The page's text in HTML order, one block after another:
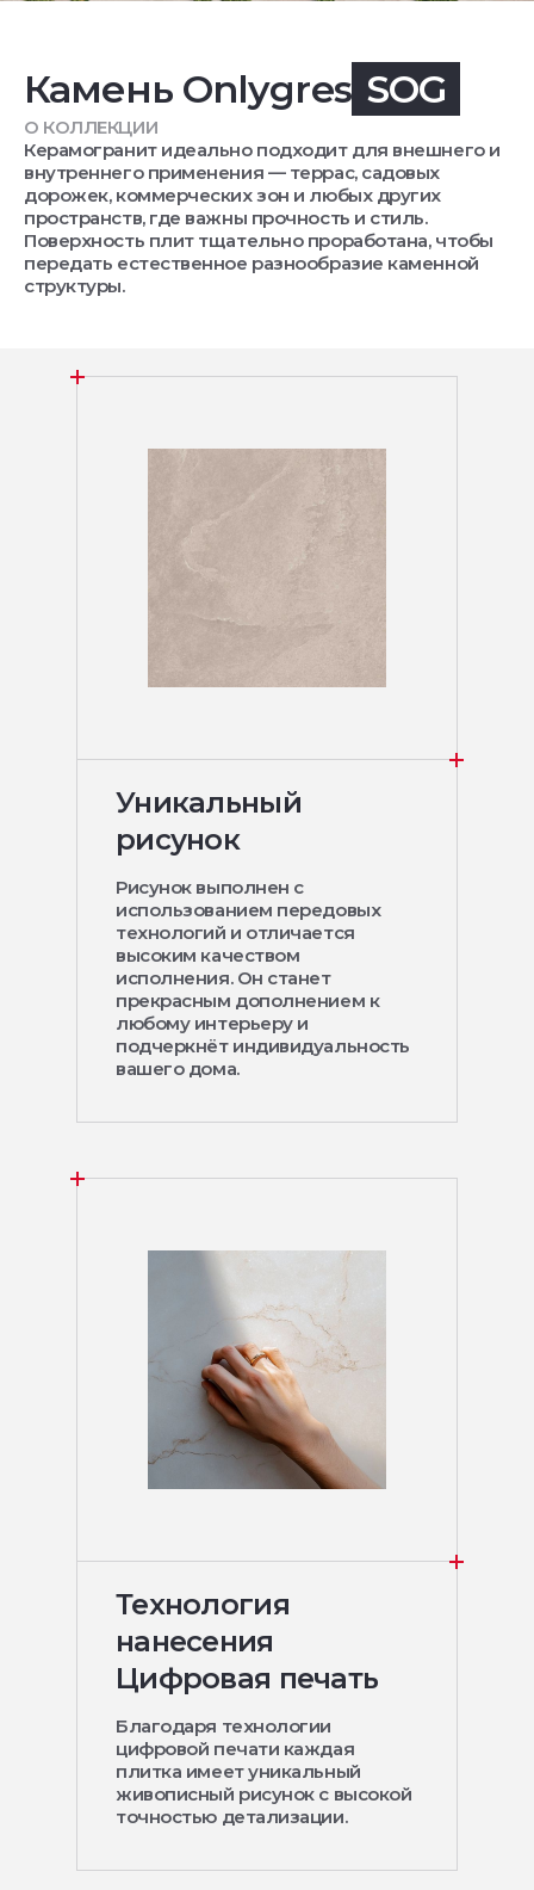
Камень Onlygres SOG
О КОЛЛЕКЦИИ
Керамогранит идеально подходит для внешнего и
внутреннего применения — террас, садовых
дорожек, коммерческих зон и любых других
пространств, где важны прочность и стиль.
Поверхность плит тщательно проработана, чтобы
передать естественное разнообразие каменной
структуры.
Уникальный
рисунок
Рисунок выполнен с
использованием передовых
технологий и отличается
высоким качеством
исполнения. Он станет
прекрасным дополнением к
любому интерьеру и
подчеркнёт индивидуальность
вашего дома.
Технология
нанесения
Цифровая печать
Благодаря технологии
цифровой печати каждая
плитка имеет уникальный
живописный рисунок с высокой
точностью детализации.